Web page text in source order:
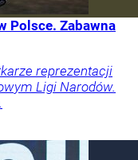
Polsce. Zabawna
reprezentacji
Ligi Narodów.